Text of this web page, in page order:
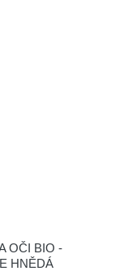
OČI BIO -
HNĚDÁ